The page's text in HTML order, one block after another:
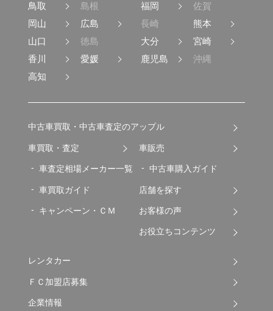
鳥取
島根
岡山
広島
山口
徳島
香川
愛媛
高知
福岡
佐賀
長崎
熊本
大分
宮崎
鹿児島
沖縄
中古車買取・中古車査定のアップル
車買取・査定
車査定相場メーカー一覧
車買取ガイド
キャンペーン・ＣＭ
車販売
中古車購入ガイド
店舗を探す
お客様の声
お役立ちコンテンツ
レンタカー
ＦＣ加盟店募集
企業情報